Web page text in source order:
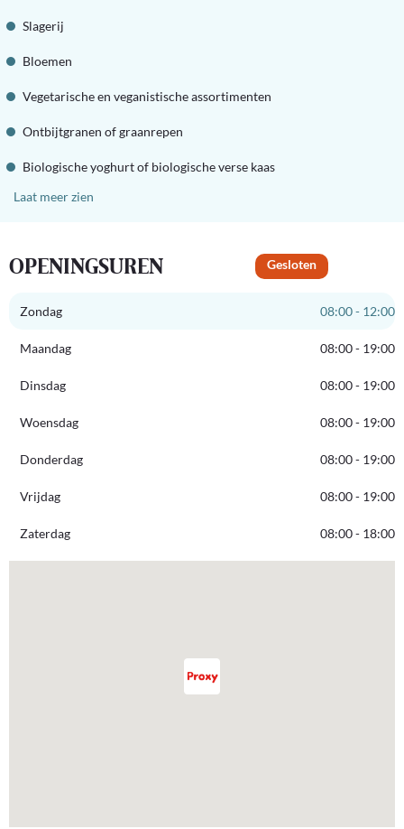
Slagerij
Bloemen
Vegetarische en veganistische assortimenten
Ontbijtgranen of graanrepen
Biologische yoghurt of biologische verse kaas
Laat meer zien
OPENINGSUREN Gesloten
Zondag 08:00 - 12:00
Maandag 08:00 - 19:00
Dinsdag 08:00 - 19:00
Woensdag 08:00 - 19:00
Donderdag 08:00 - 19:00
Vrijdag 08:00 - 19:00
Zaterdag 08:00 - 18:00